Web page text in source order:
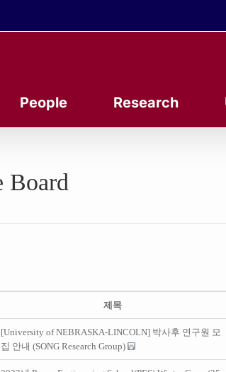
People Research
Board
제목
[University of NEBRASKA-LINCOLN] 박사후 연구원 모
집 안내 (SONG Research Group)